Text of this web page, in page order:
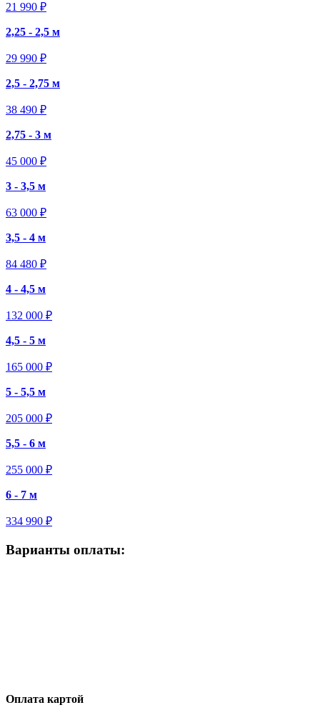
21 990 ₽
2,25 - 2,5 м
29 990 ₽
2,5 - 2,75 м
38 490 ₽
2,75 - 3 м
45 000 ₽
3 - 3,5 м
63 000 ₽
3,5 - 4 м
84 480 ₽
4 - 4,5 м
132 000 ₽
4,5 - 5 м
165 000 ₽
5 - 5,5 м
205 000 ₽
5,5 - 6 м
255 000 ₽
6 - 7 м
334 990 ₽
Варианты оплаты:
Оплата картой